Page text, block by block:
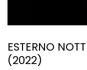
ESTERNO
(2022)